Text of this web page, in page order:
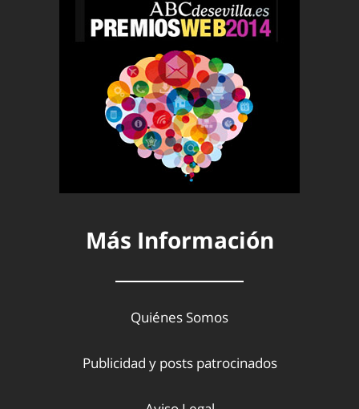
Más Información
Quiénes Somos
Publicidad y posts patrocinados